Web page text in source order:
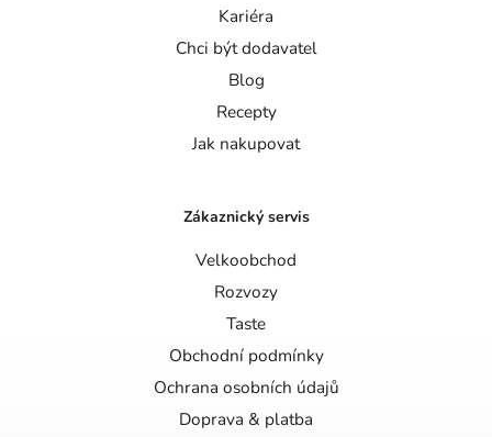
Kariéra
Chci být dodavatel
Blog
Recepty
Jak nakupovat
Zákaznický servis
Velkoobchod
Rozvozy
Taste
Obchodní podmínky
Ochrana osobních údajů
Doprava & platba